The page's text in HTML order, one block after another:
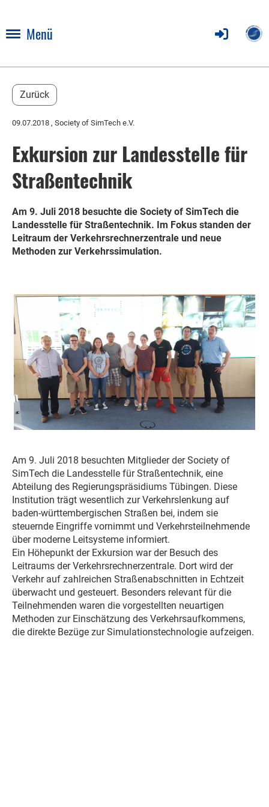
Menü
Zurück
09.07.2018 , Society of SimTech e.V.
Exkursion zur Landesstelle für
Straßentechnik
Am 9. Juli 2018 besuchte die Society of SimTech die
Landesstelle für Straßentechnik. Im Fokus standen der
Leitraum der Verkehrsrechnerzentrale und neue
Methoden zur Verkehrssimulation.
Am 9. Juli 2018 besuchten Mitglieder der Society of
SimTech die Landesstelle für Straßentechnik, eine
Abteilung des Regierungspräsidiums Tübingen. Diese
Institution trägt wesentlich zur Verkehrslenkung auf
baden-württembergischen Straßen bei, indem sie
steuernde Eingriffe vornimmt und Verkehrsteilnehmende
über moderne Leitsysteme informiert.
Ein Höhepunkt der Exkursion war der Besuch des
Leitraums der Verkehrsrechnerzentrale. Dort wird der
Verkehr auf zahlreichen Straßenabschnitten in Echtzeit
überwacht und gesteuert. Besonders relevant für die
Teilnehmenden waren die vorgestellten neuartigen
Methoden zur Einschätzung des Verkehrsaufkommens,
die direkte Bezüge zur Simulationstechnologie aufzeigen.